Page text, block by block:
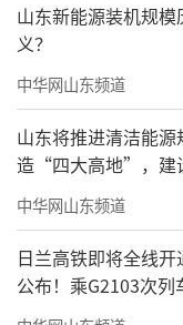
山东新能源装机规
义？
中华网山东频道
山东将推进清洁能
造“四大高地”，建
中华网山东频道
日兰高铁即将全线
公布！乘G2103次
时到达